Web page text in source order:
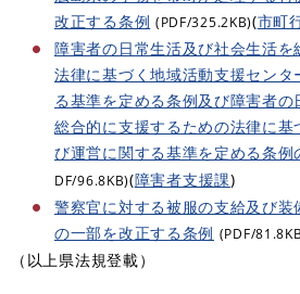
改正する条例 (PDF/325.2KB)(市町
障害者の日常生活及び社会生活
法律に基づく地域活動支援セン
る基準を定める条例及び障害者
総合的に支援するための法律に
び運営に関する基準を定める条
DF/96.8KB)(障害者支援課)
警察官に対する被服の支給及び
の一部を改正する条例 (PDF/
（以上県法規登載）